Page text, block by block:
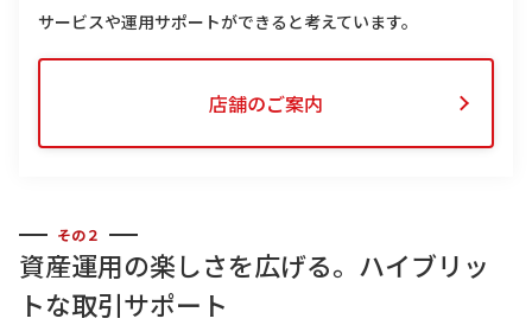
サービスや運用サポートができると考えています。
店舗のご案内
その２
資産運用の楽しさを広げる。ハイブリッ
トな取引サポート